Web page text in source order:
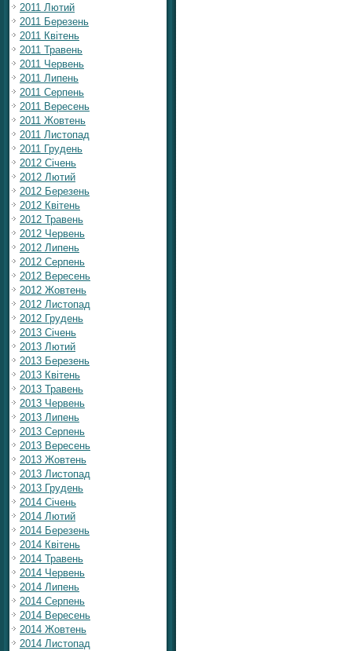
2011 Лютий
2011 Березень
2011 Квітень
2011 Травень
2011 Червень
2011 Липень
2011 Серпень
2011 Вересень
2011 Жовтень
2011 Листопад
2011 Грудень
2012 Січень
2012 Лютий
2012 Березень
2012 Квітень
2012 Травень
2012 Червень
2012 Липень
2012 Серпень
2012 Вересень
2012 Жовтень
2012 Листопад
2012 Грудень
2013 Січень
2013 Лютий
2013 Березень
2013 Квітень
2013 Травень
2013 Червень
2013 Липень
2013 Серпень
2013 Вересень
2013 Жовтень
2013 Листопад
2013 Грудень
2014 Січень
2014 Лютий
2014 Березень
2014 Квітень
2014 Травень
2014 Червень
2014 Липень
2014 Серпень
2014 Вересень
2014 Жовтень
2014 Листопад